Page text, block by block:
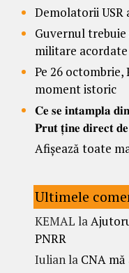
Demolatorii USR
Guvernul trebuie
militare
Pe 26
moment istoric
𝐂𝐞 𝐬𝐞 𝐢𝐧𝐭𝐚𝐦𝐩𝐥𝐚
𝐏𝐫𝐮𝐭 𝐭̦𝐢𝐧𝐞 𝐝𝐢𝐫𝐞𝐜𝐭
Afișează toate
Ultimele
KEMAL la
PNRR
Iulianla CNA mă